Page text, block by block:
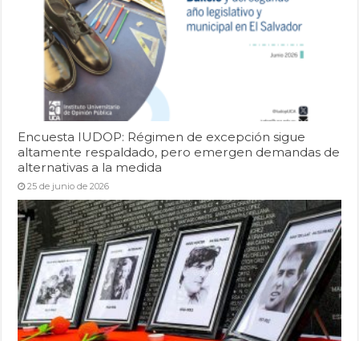
Encuesta IUDOP: Régimen de excepción sigue
altamente respaldado, pero emergen demandas de
alternativas a la medida
25 de junio de 2026